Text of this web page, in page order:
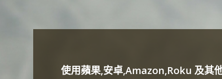
使用蘋果,安卓,Amazon,Roku 及其